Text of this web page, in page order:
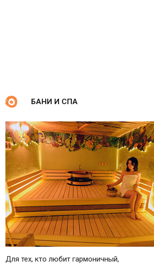
БАНИ И СПА
Для тех, кто любит гармоничный,